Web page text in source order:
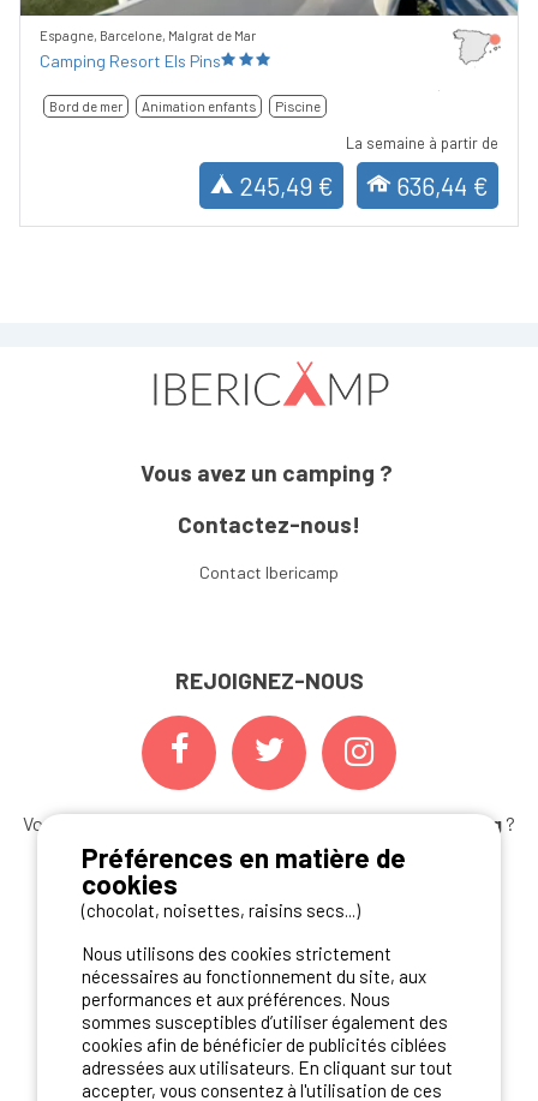
Espagne, Barcelone, Malgrat de Mar
Camping Resort Els Pins
Bord de mer Animation enfants Piscine
La semaine à partir de
245,49 € 636,44 €
Vous avez un camping ?
Contactez-nous!
Contact Ibericamp
REJOIGNEZ-NOUS
Vous souhaitez bénéficier des meilleures offres camping ?
Abonnez-vous à la newsletterdès aujourd'hui
NOS PARTENAIRES
Préférences en matière de
cookies
(chocolat, noisettes, raisins secs...)
Nous utilisons des cookies strictement
nécessaires au fonctionnement du site, aux
performances et aux préférences. Nous
sommes susceptibles d’utiliser également des
cookies afin de bénéficier de publicités ciblées
adressées aux utilisateurs. En cliquant sur tout
accepter, vous consentez à l'utilisation de ces